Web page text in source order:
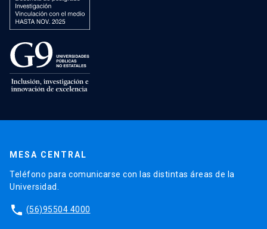
MESA CENTRAL
Teléfono para comunicarse con las distintas áreas de la
Universidad.
phone (56)95504 4000